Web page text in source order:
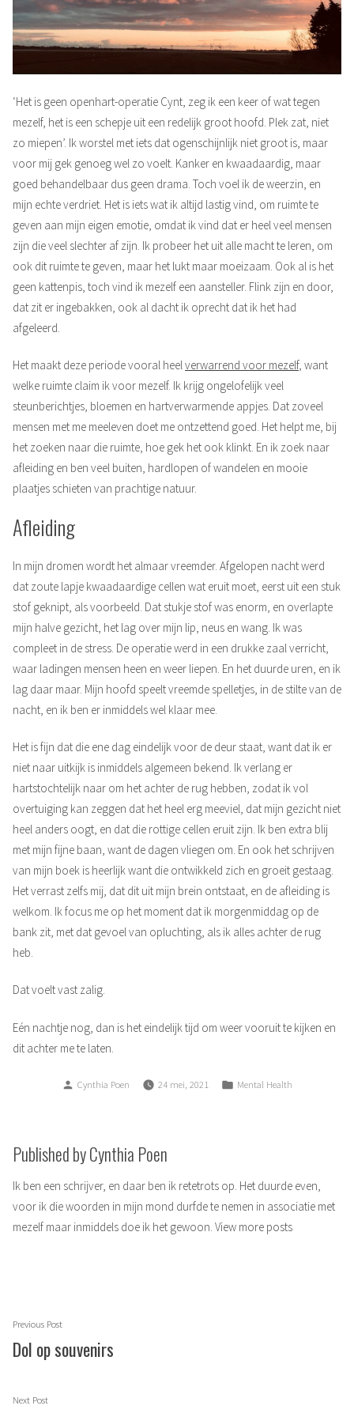
‘Het is geen openhart-operatie Cynt, zeg ik een keer of wat tegen
mezelf, het is een schepje uit een redelijk groot hoofd. Plek zat, niet
zo miepen’. Ik worstel met iets dat ogenschijnlijk niet groot is, maar
voor mij gek genoeg wel zo voelt. Kanker en kwaadaardig, maar
goed behandelbaar dus geen drama. Toch voel ik de weerzin, en
mijn echte verdriet. Het is iets wat ik altijd lastig vind, om ruimte te
geven aan mijn eigen emotie, omdat ik vind dat er heel veel mensen
zijn die veel slechter af zijn. Ik probeer het uit alle macht te leren, om
ook dit ruimte te geven, maar het lukt maar moeizaam. Ook al is het
geen kattenpis, toch vind ik mezelf een aansteller. Flink zijn en door,
dat zit er ingebakken, ook al dacht ik oprecht dat ik het had
afgeleerd.
Het maakt deze periode vooral heelverwarrend voor mezelf, want
welke ruimte claim ik voor mezelf. Ik krijg ongelofelijk veel
steunberichtjes, bloemen en hartverwarmende appjes. Dat zoveel
mensen met me meeleven doet me ontzettend goed. Het helpt me, bij
het zoeken naar die ruimte, hoe gek het ook klinkt. En ik zoek naar
afleiding en ben veel buiten, hardlopen of wandelen en mooie
plaatjes schieten van prachtige natuur.
Afleiding
In mijn dromen wordt het almaar vreemder. Afgelopen nacht werd
dat zoute lapje kwaadaardige cellen wat eruit moet, eerst uit een stuk
stof geknipt, als voorbeeld. Dat stukje stof was enorm, en overlapte
mijn halve gezicht, het lag over mijn lip, neus en wang. Ik was
compleet in de stress. De operatie werd in een drukke zaal verricht,
waar ladingen mensen heen en weer liepen. En het duurde uren, en ik
lag daar maar. Mijn hoofd speelt vreemde spelletjes, in de stilte van de
nacht, en ik ben er inmiddels wel klaar mee.
Het is fijn dat die ene dag eindelijk voor de deur staat, want dat ik er
niet naar uitkijk is inmiddels algemeen bekend. Ik verlang er
hartstochtelijk naar om het achter de rug hebben, zodat ik vol
overtuiging kan zeggen dat het heel erg meeviel, dat mijn gezicht niet
heel anders oogt, en dat die rottige cellen eruit zijn. Ik ben extra blij
met mijn fijne baan, want de dagen vliegen om. En ook het schrijven
van mijn boek is heerlijk want die ontwikkeld zich en groeit gestaag.
Het verrast zelfs mij, dat dit uit mijn brein ontstaat, en de afleiding is
welkom. Ik focus me op het moment dat ik morgenmiddag op de
bank zit, met dat gevoel van opluchting, als ik alles achter de rug
heb.
Dat voelt vast zalig.
Eén nachtje nog, dan is het eindelijk tijd om weer vooruit te kijken en
dit achter me te laten.
Posted
Cynthia Poen 24 mei, 2021
Posted
Mental Health
Published by Cynthia Poen
Ik ben een schrijver, en daar ben ik retetrots op. Het duurde even,
voor ik die woorden in mijn mond durfde te nemen in associatie met
mezelf maar inmiddels doe ik het gewoon. View more posts
Berichtnavigatie
Previous PostPrevious
post:
Dol op souvenirs
Next PostNext